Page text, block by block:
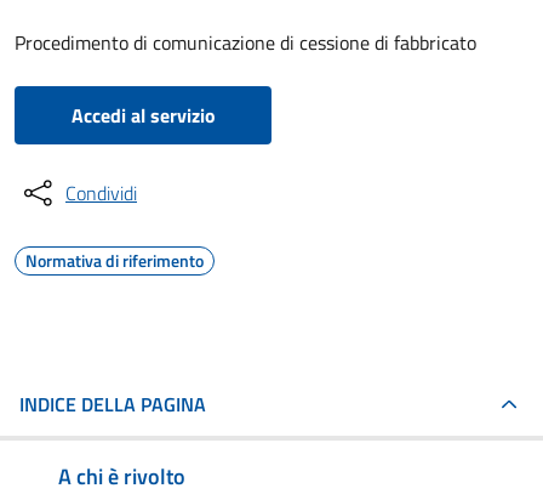
Procedimento di comunicazione di cessione di fabbricato
Accedi al servizio
Condividi
Normativa di riferimento
INDICE DELLA PAGINA
A chi è rivolto